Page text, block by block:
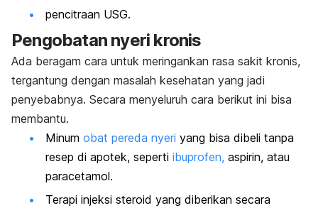
pencitraan USG.
Pengobatan nyeri kronis
Ada beragam cara untuk meringankan rasa sakit kronis,
tergantung dengan masalah kesehatan yang jadi
penyebabnya. Secara menyeluruh cara berikut ini bisa
membantu.
Minum obat pereda nyeri yang bisa dibeli tanpa
resep di apotek, seperti ibuprofen, aspirin, atau
paracetamol.
Terapi injeksi steroid yang diberikan secara